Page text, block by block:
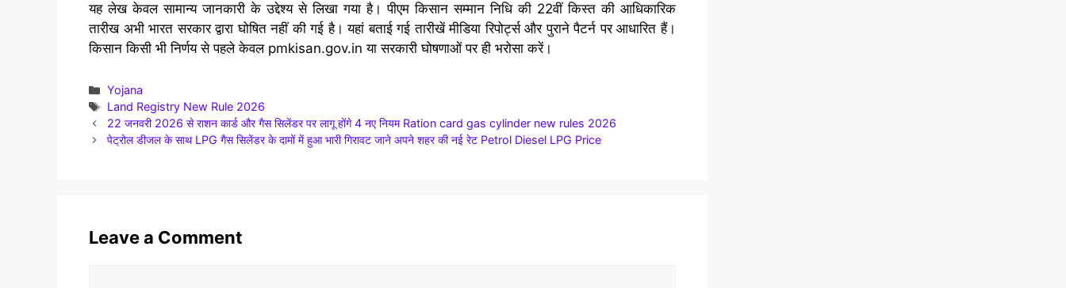
यह लेख केवल सामान्य जानकारी के उद्देश्य से लिखा गया है। पीएम किसान सम्मान निधि की 22वीं किस्त की आधिकारिक
तारीख अभी भारत सरकार द्वारा घोषित नहीं की गई है। यहां बताई गई तारीखें मीडिया रिपोर्ट्स और पुराने पैटर्न पर आधारित हैं।
किसान किसी भी निर्णय से पहले केवल pmkisan.gov.in या सरकारी घोषणाओं पर ही भरोसा करें।
Categories
Yojana
Tags
Land Registry New Rule 2026
22 जनवरी 2026 से राशन कार्ड और गैस सिलेंडर पर लागू होंगे 4 नए नियम Ration card gas cylinder new rules 2026
पेट्रोल डीजल के साथ LPG गैस सिलेंडर के दामों में हुआ भारी गिरावट जाने अपने शहर की नई रेट Petrol Diesel LPG Price
Leave a Comment